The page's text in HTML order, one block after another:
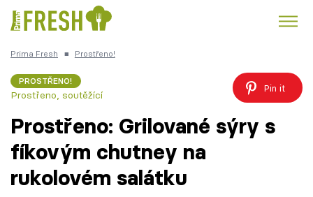
Česká kuchyně
Témata
Prima Fresh ■ Prostřeno!
PROSTŘENO!
Prostřeno, soutěžící
Pin it
Prostřeno: Grilované sýry s
fíkovým chutney na
rukolovém salátku